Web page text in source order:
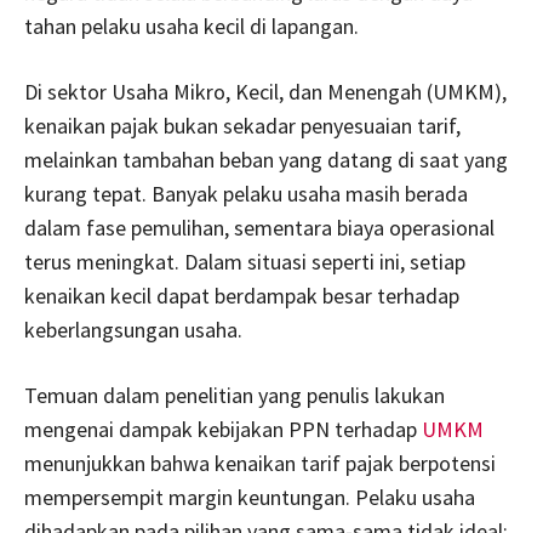
tahan pelaku usaha kecil di lapangan.
Di sektor Usaha Mikro, Kecil, dan Menengah (UMKM),
kenaikan pajak bukan sekadar penyesuaian tarif,
melainkan tambahan beban yang datang di saat yang
kurang tepat. Banyak pelaku usaha masih berada
dalam fase pemulihan, sementara biaya operasional
terus meningkat. Dalam situasi seperti ini, setiap
kenaikan kecil dapat berdampak besar terhadap
keberlangsungan usaha.
Temuan dalam penelitian yang penulis lakukan
mengenai dampak kebijakan PPN terhadap UMKM
menunjukkan bahwa kenaikan tarif pajak berpotensi
mempersempit margin keuntungan. Pelaku usaha